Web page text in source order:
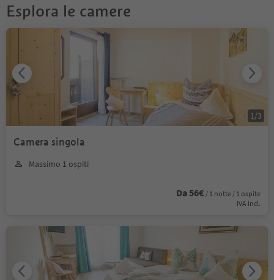
Esplora le camere
Camera singola
Massimo 1 ospiti
Da 56€ / 1 notte / 1 ospite
IVA incl.
1 /3